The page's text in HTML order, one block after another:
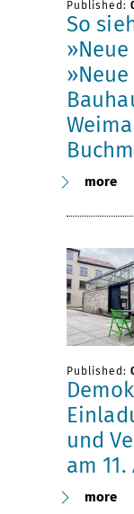
Published:
So
more
Published:
und
am
more